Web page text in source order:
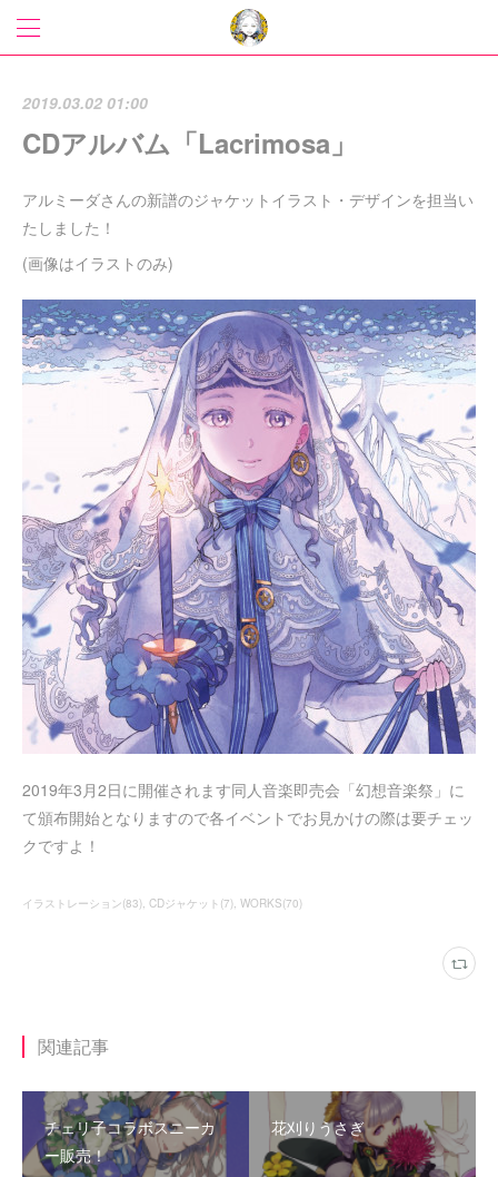
2019.03.02 01:00
CDアルバム「Lacrimosa」
アルミーダさんの新譜のジャケットイラスト・デザインを担当い
たしました！
(画像はイラストのみ)
2019年3月2日に開催されます同人音楽即売会「幻想音楽祭」に
て頒布開始となりますので各イベントでお見かけの際は要チェッ
クですよ！
イラストレーション(83) CDジャケット (7) WORKS(70)
関連記事
チェリ子コラボスニーカ
ー販売！
花刈りうさぎ